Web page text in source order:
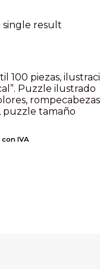
result
100 piezas,
Puzzle ilustrado
rompecabezas
puzzle tamaño
IVA